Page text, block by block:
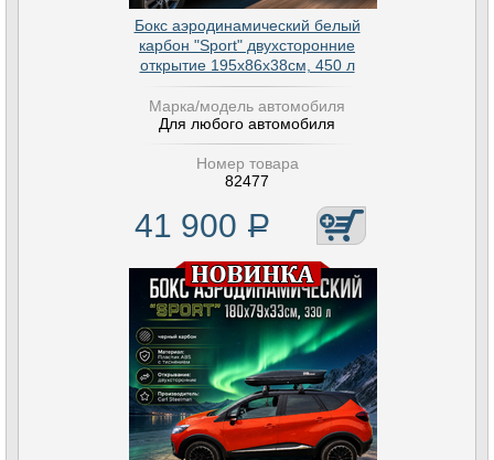
Бокс аэродинамический белый
карбон "Sport" двухсторонние
открытие 195х86х38см, 450 л
Марка/модель автомобиля
Для любого автомобиля
Номер товара
82477
41 900 Р